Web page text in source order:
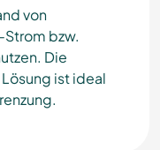
von
bzw.
Die
ist ideal